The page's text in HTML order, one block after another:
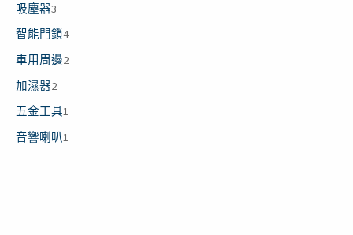
吸塵器3
智能門鎖4
車用周邊2
加濕器2
五金工具1
音響喇叭1